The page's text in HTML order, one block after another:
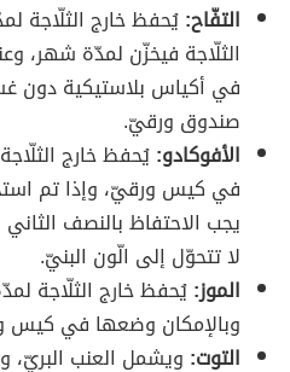
التفّاح:يُحفظ خارج الثلّاجة
الثلّاجة فيخزّن لمدّة شهر،
في أكياس بلاستيكية دون
صندوق ورقيّ.
الأفوكادو:يُحفظ خارج
في كيس ورقيّ، وإذا تم
يجب الاحتفاظ بالنصف
لا تتحوّل إلى الّون البنيّ.
الموز:يُحفظ خارج الثلّاجة
وبالإمكان وضعها في كيس
التوت: ويشمل العنب البريّ،